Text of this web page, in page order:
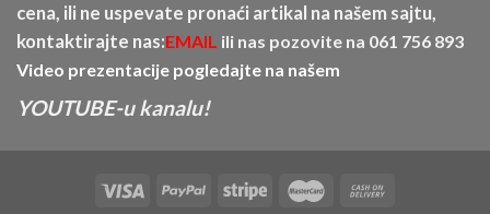
cena, ili ne uspevate pronaći artikal na našem sajtu,
kontaktirajte nas:EMAIL ili nas pozovite na 061 756 893
Video prezentacije pogledajte na našem
YOUTUBE-u kanalu!